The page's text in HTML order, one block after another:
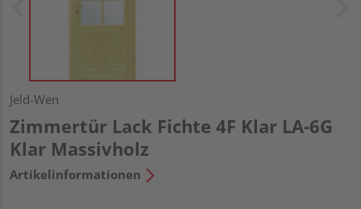
Jeld-Wen
Zimmertür Lack Fichte 4F Klar LA-6G
Klar Massivholz
Artikelinformationen